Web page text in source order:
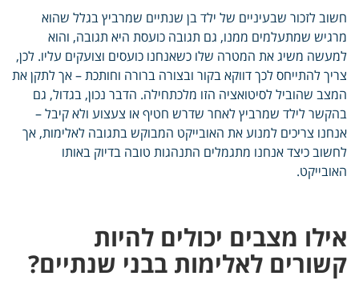
חשוב לזכור שבעיניים של ילד בן שנתיים שמרביץ בגלל שהוא
מרגיש שמתעלמים ממנו, גם תגובה כועסת היא תגובה, והוא
למעשה משיג את המטרה שלו כשאנחנו כועסים וצועקים עליו. לכן,
צריך להתייחס לכך דווקא בקור ובצורה ברורה וחותכת – אך לתקן את
המצב שהוביל לסיטואציה הזו מלכתחילה. הדבר נכון, בגדול, גם
בהקשר לילד שמרביץ לאחר שדרש חטיף או צעצוע ולא קיבל –
אנחנו צריכים למנוע את האובייקט המבוקש בתגובה לאלימות, אך
לחשוב כיצד אנחנו מתגמלים התנהגות טובה בדיוק באותו
האובייקט.
אילו מצבים יכולים להיות
קשורים לאלימות בבני שנתיים?